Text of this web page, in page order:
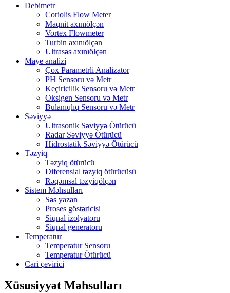
Debimetr
Coriolis Flow Meter
Maqnit axınıölçən
Vortex Flowmeter
Turbin axınıölçən
Ultrasəs axınıölçən
Maye analizi
Çox Parametrli Analizator
PH Sensoru və Metr
Keçiricilik Sensoru və Metr
Oksigen Sensoru və Metr
Bulanıqlıq Sensoru və Metr
Səviyyə
Ultrasonik Səviyyə Ötürücü
Radar Səviyyə Ötürücü
Hidrostatik Səviyyə Ötürücü
Təzyiq
Təzyiq ötürücü
Diferensial təzyiq ötürücüsü
Rəqəmsal təzyiqölçən
Sistem Məhsulları
Səs yazan
Proses göstəricisi
Siqnal izolyatoru
Siqnal generatoru
Temperatur
Temperatur Sensoru
Temperatur Ötürücü
Cari çevirici
Xüsusiyyət Məhsulları